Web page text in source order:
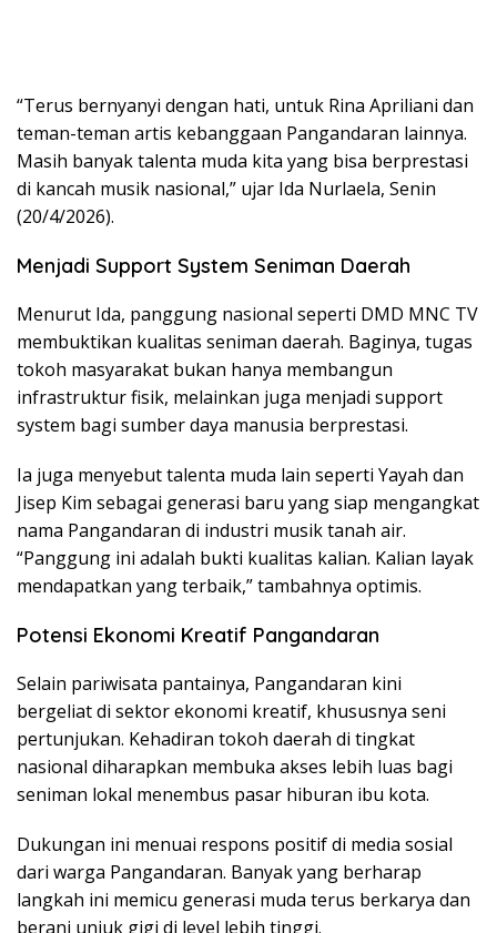
“Terus bernyanyi dengan hati, untuk Rina Apriliani dan
teman-teman artis kebanggaan Pangandaran lainnya.
Masih banyak talenta muda kita yang bisa berprestasi
di kancah musik nasional,” ujar Ida Nurlaela, Senin
(20/4/2026).
Menjadi Support System Seniman Daerah
Menurut Ida, panggung nasional seperti DMD MNC TV
membuktikan kualitas seniman daerah. Baginya, tugas
tokoh masyarakat bukan hanya membangun
infrastruktur fisik, melainkan juga menjadi support
system bagi sumber daya manusia berprestasi.
Ia juga menyebut talenta muda lain seperti Yayah dan
Jisep Kim sebagai generasi baru yang siap mengangkat
nama Pangandaran di industri musik tanah air.
“Panggung ini adalah bukti kualitas kalian. Kalian layak
mendapatkan yang terbaik,” tambahnya optimis.
Potensi Ekonomi Kreatif Pangandaran
Selain pariwisata pantainya, Pangandaran kini
bergeliat di sektor ekonomi kreatif, khususnya seni
pertunjukan. Kehadiran tokoh daerah di tingkat
nasional diharapkan membuka akses lebih luas bagi
seniman lokal menembus pasar hiburan ibu kota.
Dukungan ini menuai respons positif di media sosial
dari warga Pangandaran. Banyak yang berharap
langkah ini memicu generasi muda terus berkarya dan
berani unjuk gigi di level lebih tinggi.